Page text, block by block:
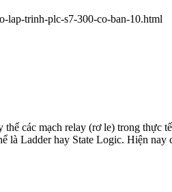
lap-trinh-plc-s7-300-co-ban-10.html
các mạch relay (rơ le) trong thực
Ladder hay State Logic. Hiện nay